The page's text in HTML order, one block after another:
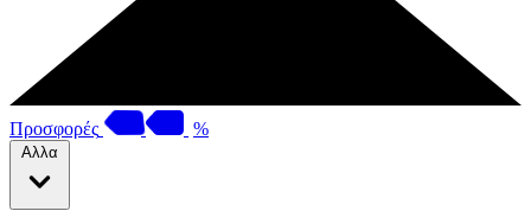
Προσφορές %
Αλλα